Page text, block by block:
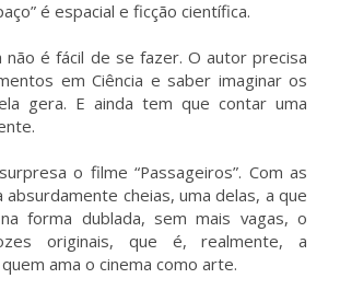
é espacial e ficção científica.
não é fácil de se fazer. O autor precisa
em Ciência e saber imaginar os
gera. E ainda tem que contar uma
o filme “Passageiros”. Com as
absurdamente cheias, uma delas, a que
forma dublada, sem mais vagas, o
originais, que é, realmente, a
ama o cinema como arte.